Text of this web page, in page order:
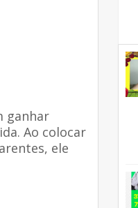
ganhar
Ao colocar
ele